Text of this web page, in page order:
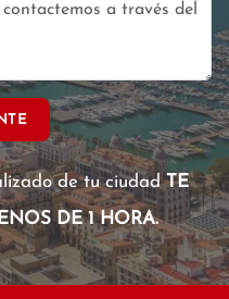
de tu ciudadTE
DE 1 HORA.